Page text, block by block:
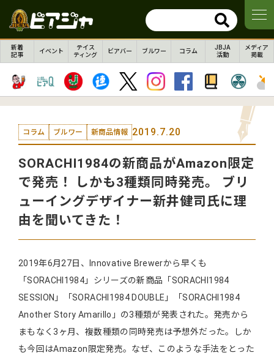
新着
記事
イベント
テイス
ティング
ビアバー ブルワー コラム
JBJA
活動
メディア
掲載
コラム ブルワー 新商品情報 2019.7.20
SORACHI1984の新商品がAmazon限定
で発売！ しかも3種類同時発売。 ブリ
ューイングデザイナー新井健司氏に理
由を聞いてきた！
2019年6月27日、Innovative Brewerから早くも
「SORACHI1984」シリーズの新商品「SORACHI1984
SESSION」「SORACHI1984 DOUBLE」「SORACHI1984
Another Story Amarillo」の3種類が発表された。発売から
まもなく3ヶ月、複数種類の同時発売は予想外だった。しか
も今回はAmazon限定発売。なぜ、このような手法をとった